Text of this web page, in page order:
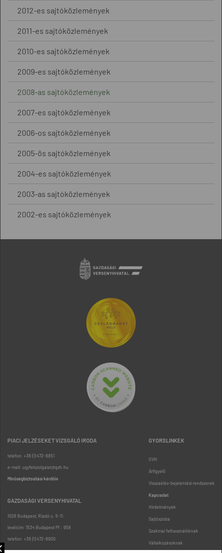
2012-es sajtóközlemények
2011-es sajtóközlemények
2010-es sajtóközlemények
2009-es sajtóközlemények
2008-as sajtóközlemények
2007-es sajtóközlemények
2006-os sajtóközlemények
2005-ös sajtóközlemények
2004-es sajtóközlemények
2003-as sajtóközlemények
2002-es sajtóközlemények
PIACI JELZÉSEKET VIZSGÁLÓ IRODA
telefon: +36 (1) 472-8851
e-mail: ugyfelszolgalat@gvh.hu
Minőségbiztosítási kérdőív
GAZDASÁGI VERSENYHIVATAL
1026 Budapest, Riadó u. 5-11.
levélcím: 1534 Budapest Pf.: 958
telefon: +36 (1) 472-8900
GYORSLINKEK
GVH
Árfigyelő
Visszaélés-bejelentési rendszerek
Kapcsolat
Hirdetmények
Sajtószoba
Szakmai felhasználóknak
Vállalkozásoknak